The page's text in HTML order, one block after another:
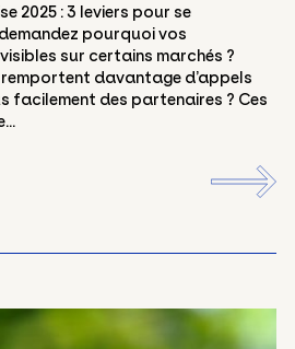
2025 : 3 leviers pour se
pourquoi vos
sur certains marchés ?
davantage d’appels
facilement des partenaires ? Ces